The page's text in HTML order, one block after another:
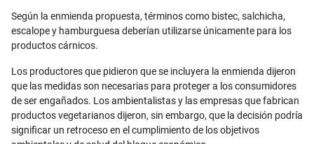
Según la enmienda propuesta, términos como bistec, salchicha,
escalope y hamburguesa deberían utilizarse únicamente para los
productos cárnicos.
Los productores que pidieron que se incluyera la enmienda dijeron
que las medidas son necesarias para proteger a los consumidores
de ser engañados. Los ambientalistas y las empresas que fabrican
productos vegetarianos dijeron, sin embargo, que la decisión podría
significar un retroceso en el cumplimiento de los objetivos